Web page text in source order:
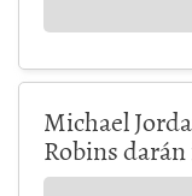
Michael
Robins